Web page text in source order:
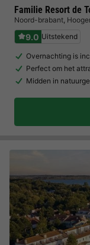
Familie Resort de
Noord-brabant,
9.0 Uitstekend
Overnachting is
Perfect om het
Midden in